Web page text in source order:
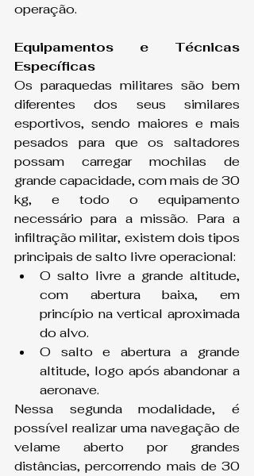
operação.
Equipamentos e Técnicas
Específicas
Os paraquedas militares são bem
diferentes dos seus similares
esportivos, sendo maiores e mais
pesados para que os saltadores
possam carregar mochilas de
grande capacidade, com mais de 30
kg, e todo o equipamento
necessário para a missão. Para a
infiltração militar, existem dois tipos
principais de salto livre operacional:
O salto livre a grande altitude,
com abertura baixa, em
princípio na vertical aproximada
do alvo.
O salto e abertura a grande
altitude, logo após abandonar a
aeronave.
Nessa segunda modalidade, é
possível realizar uma navegação de
velame aberto por grandes
distâncias, percorrendo mais de 30